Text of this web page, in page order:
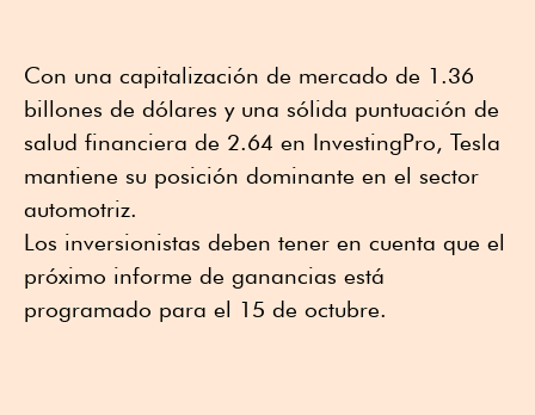
Con una capitalización de mercado de 1.36
billones de dólares y una sólida puntuación de
salud financiera de 2.64 en InvestingPro, Tesla
mantiene su posición dominante en el sector
automotriz.
Los inversionistas deben tener en cuenta que el
próximo informe de ganancias está
programado para el 15 de octubre.